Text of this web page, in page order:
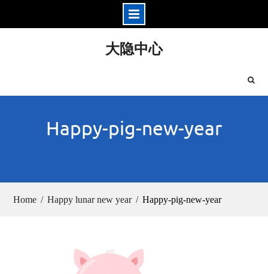
大隐中心
Happy-pig-new-year
Home Happy lunar new year Happy-pig-new-year